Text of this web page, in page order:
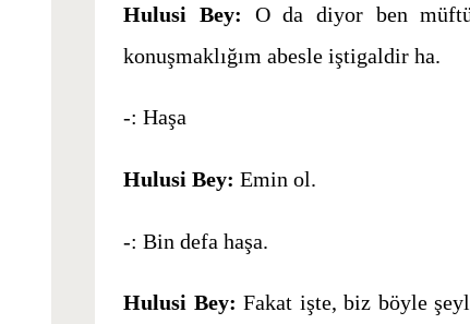
Hulusi Bey: O da diyor ben
konuşmaklığım abesle iştigaldir ha.
-: Haşa
Hulusi Bey: Emin ol.
-: Bin defa haşa.
Hulusi Bey:Fakat işte, biz böyle